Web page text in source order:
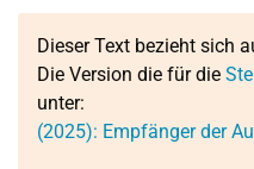
Dieser Text bezieht sich
Die Version die für die
unter:
(2025): Empfänger der